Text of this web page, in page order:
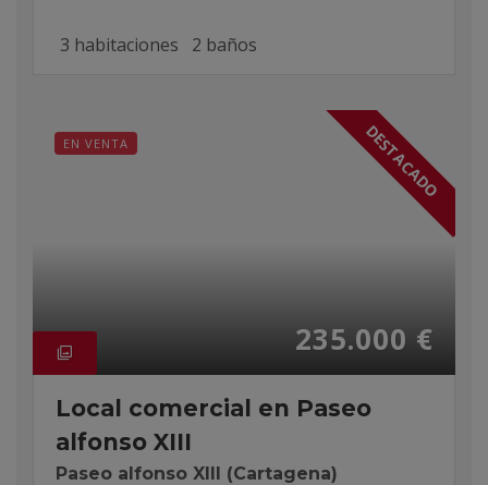
3 habitaciones 2 baños
EN VENTA DESTACADO
235.000 €
Local comercial en Paseo
alfonso XIII
Paseo alfonso XIII (Cartagena)